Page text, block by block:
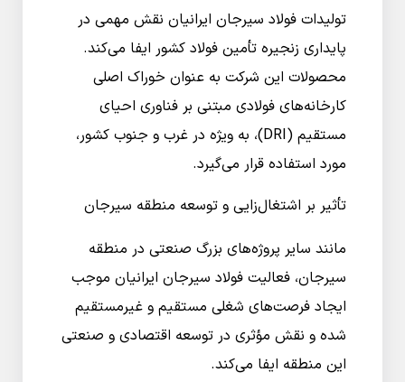
تولیدات فولاد سیرجان ایرانیان نقش مهمی در
پایداری زنجیره تأمین فولاد کشور ایفا می‌کند.
محصولات این شرکت به عنوان خوراک اصلی
کارخانه‌های فولادی مبتنی بر فناوری احیای
مستقیم (DRI)، به ویژه در غرب و جنوب کشور،
مورد استفاده قرار می‌گیرد.
تأثیر بر اشتغال‌زایی و توسعه منطقه سیرجان
مانند سایر پروژه‌های بزرگ صنعتی در منطقه
سیرجان، فعالیت فولاد سیرجان ایرانیان موجب
ایجاد فرصت‌های شغلی مستقیم و غیرمستقیم
شده و نقش مؤثری در توسعه اقتصادی و صنعتی
این منطقه ایفا می‌کند.